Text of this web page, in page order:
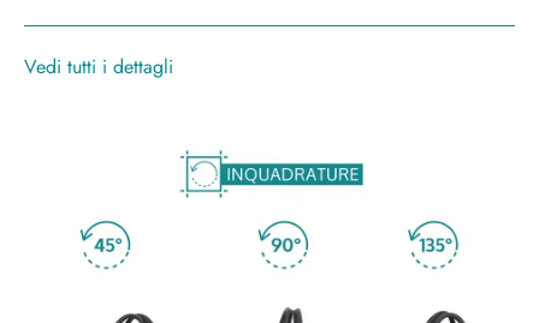
Vedi tutti i dettagli